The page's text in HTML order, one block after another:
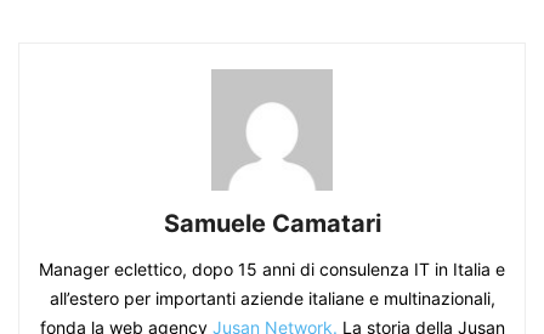
Samuele Camatari
Manager eclettico, dopo 15 anni di consulenza IT in Italia e
all’estero per importanti aziende italiane e multinazionali,
fonda la web agency Jusan Network. La storia della Jusan